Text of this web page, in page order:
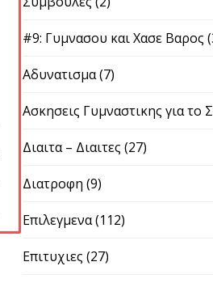
#9: Γυμνασου και Χασε Βαρος
Αδυνατισμα(7)
Ασκησεις Γυμναστικης για το
Διαιτα – Διαιτες (27)
Διατροφη (9)
Επιλεγμενα(112)
Επιτυχιες (27)